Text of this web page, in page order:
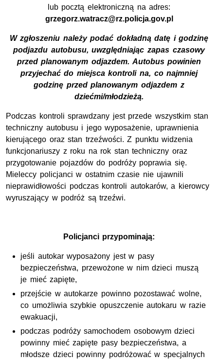
lub pocztą elektroniczną na adres:
grzegorz.watracz@rz.policja.gov.pl
W zgłoszeniu należy podać dokładną datę i godzinę
podjazdu autobusu, uwzględniając zapas czasowy
przed planowanym odjazdem. Autobus powinien
przyjechać do miejsca kontroli na, co najmniej
godzinę przed planowanym odjazdem z
dziećmi/młodzieżą.
Podczas kontroli sprawdzany jest przede wszystkim stan
techniczny autobusu i jego wyposażenie, uprawnienia
kierującego oraz stan trzeźwości. Z punktu widzenia
funkcjonariuszy z roku na rok stan techniczny oraz
przygotowanie pojazdów do podróży poprawia się.
Mieleccy policjanci w ostatnim czasie nie ujawnili
nieprawidłowości podczas kontroli autokarów, a kierowcy
wyruszający w podróż są trzeźwi.
Policjanci przypominają:
jeśli autokar wyposażony jest w pasy
bezpieczeństwa, przewożone w nim dzieci muszą
je mieć zapięte,
przejście w autokarze powinno pozostawać wolne,
co umożliwia szybkie opuszczenie autokaru w razie
ewakuacji,
podczas podróży samochodem osobowym dzieci
powinny mieć zapięte pasy bezpieczeństwa, a
młodsze dzieci powinny podróżować w specjalnych